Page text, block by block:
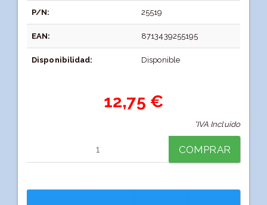
P/N: 25519
EAN: 8713439255195
Disponibilidad: Disponible
12,75 €
*IVA Incluido
COMPRAR